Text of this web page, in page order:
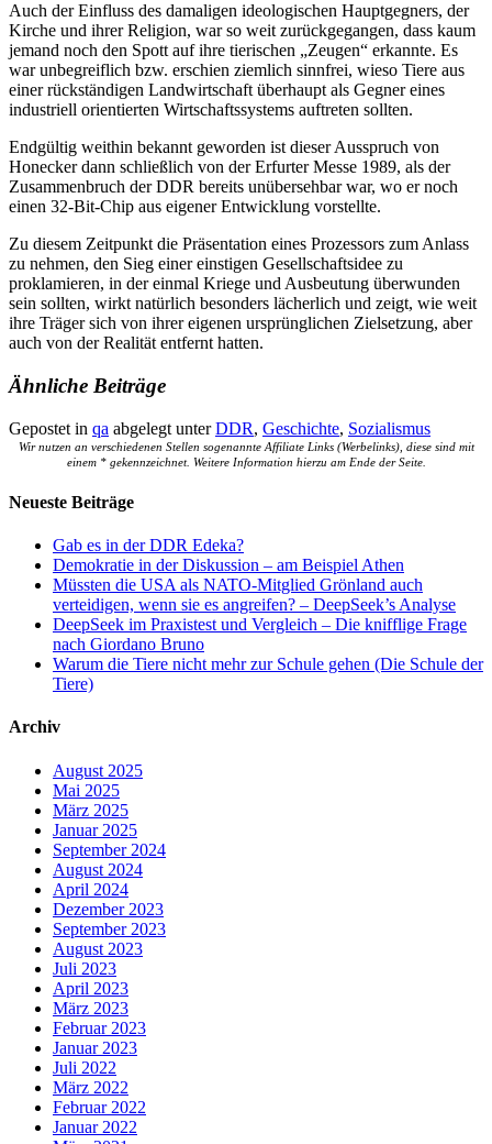
Auch der Einfluss des damaligen ideologischen Hauptgegners, der
Kirche und ihrer Religion, war so weit zurückgegangen, dass kaum
jemand noch den Spott auf ihre tierischen „Zeugen“ erkannte. Es
war unbegreiflich bzw. erschien ziemlich sinnfrei, wieso Tiere aus
einer rückständigen Landwirtschaft überhaupt als Gegner eines
industriell orientierten Wirtschaftssystems auftreten sollten.
Endgültig weithin bekannt geworden ist dieser Ausspruch von
Honecker dann schließlich von der Erfurter Messe 1989, als der
Zusammenbruch der DDR bereits unübersehbar war, wo er noch
einen 32-Bit-Chip aus eigener Entwicklung vorstellte.
Zu diesem Zeitpunkt die Präsentation eines Prozessors zum Anlass
zu nehmen, den Sieg einer einstigen Gesellschaftsidee zu
proklamieren, in der einmal Kriege und Ausbeutung überwunden
sein sollten, wirkt natürlich besonders lächerlich und zeigt, wie weit
ihre Träger sich von ihrer eigenen ursprünglichen Zielsetzung, aber
auch von der Realität entfernt hatten.
Ähnliche Beiträge
Gepostet in qa abgelegt unterDDR, Geschichte, Sozialismus
Wir nutzen an verschiedenen Stellen sogenannte Affiliate Links (Werbelinks), diese sind mit
einem * gekennzeichnet. Weitere Information hierzu am Ende der Seite.
Neueste Beiträge
Gab es in der DDR Edeka?
Demokratie in der Diskussion – am Beispiel Athen
Müssten die USA als NATO-Mitglied Grönland auch
verteidigen, wenn sie es angreifen? – DeepSeek’s Analyse
DeepSeek im Praxistest und Vergleich – Die knifflige Frage
nach Giordano Bruno
Warum die Tiere nicht mehr zur Schule gehen (Die Schule der
Tiere)
Archiv
August 2025
Mai 2025
März 2025
Januar 2025
September 2024
August 2024
April 2024
Dezember 2023
September 2023
August 2023
Juli 2023
April 2023
März 2023
Februar 2023
Januar 2023
Juli 2022
März 2022
Februar 2022
Januar 2022